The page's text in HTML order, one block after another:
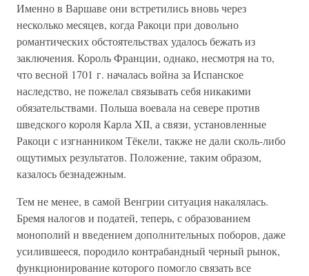
Именно в Варшаве они встретились вновь через
несколько месяцев, когда Ракоци при довольно
романтических обстоятельствах удалось бежать из
заключения. Король Франции, однако, несмотря на то,
что весной 1701 г. началась война за Испанское
наследство, не пожелал связывать себя никакими
обязательствами. Польша воевала на севере против
шведского короля Карла XII, а связи, установленные
Ракоци с изгнанником Тёкели, также не дали сколь-либо
ощутимых результатов. Положение, таким образом,
казалось безнадежным.
Тем не менее, в самой Венгрии ситуация накалялась.
Бремя налогов и податей, теперь, с образованием
монополий и введением дополнительных поборов, даже
усилившееся, породило контрабандный черный рынок,
функционирование которого помогло связать все